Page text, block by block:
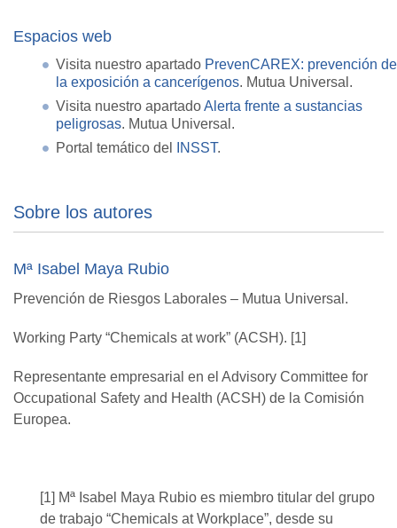
Espacios web
Visita nuestro apartado PrevenCAREX: prevención de
la exposición a cancerígenos. Mutua Universal.
Visita nuestro apartadoAlerta frente a sustancias
peligrosas. Mutua Universal.
Portal temático del
INSST.
Sobre los autores
Mª Isabel Maya Rubio
Prevención de Riesgos Laborales – Mutua Universal.
Working Party “Chemicals at work” (ACSH). [1]
Representante empresarial en el Advisory Committee for
Occupational Safety and Health (ACSH) de la Comisión
Europea.
[1] Mª Isabel Maya Rubio es miembro titular del grupo
de trabajo “Chemicals at Workplace”, desde su